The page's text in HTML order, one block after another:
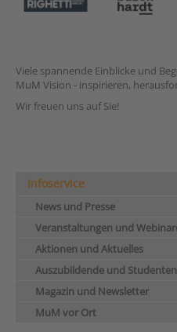
Viele spannende Einblicke und
MuM Vision - inspirieren,
Wir freuen uns auf Sie!
Infoservice
News und Presse
Veranstaltungen und
Aktionen und Aktuelles
Auszubildende und Studenten
Magazin und Newsletter
MuM vor Ort